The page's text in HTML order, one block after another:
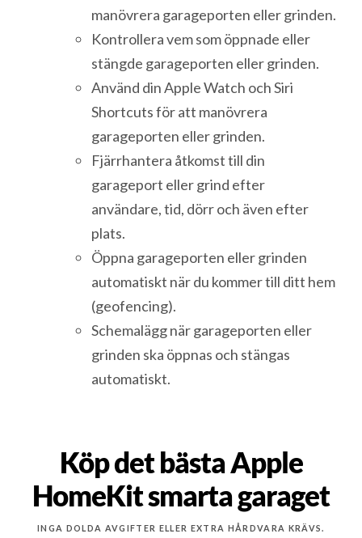
manövrera garageporten eller grinden.
Kontrollera vem som öppnade eller
stängde garageporten eller grinden.
Använd din Apple Watch och Siri
Shortcuts för att manövrera
garageporten eller grinden.
Fjärrhantera åtkomst till din
garageport eller grind efter
användare, tid, dörr och även efter
plats.
Öppna garageporten eller grinden
automatiskt när du kommer till ditt hem
(geofencing).
Schemalägg när garageporten eller
grinden ska öppnas och stängas
automatiskt.
Köp det bästa Apple
HomeKit smarta garaget
INGA DOLDA AVGIFTER ELLER EXTRA HÅRDVARA KRÄVS.